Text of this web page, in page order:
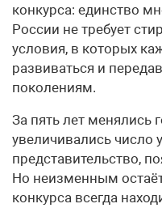
конкурса: единство
России не требует
условия, в которых
развиваться и
поколениям.
За пять лет менялись
увеличивались число
представительство,
Но неизменным
конкурса всегда